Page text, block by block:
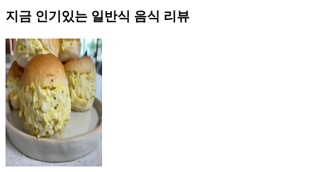
지금 인기있는 일반식 음식 리뷰